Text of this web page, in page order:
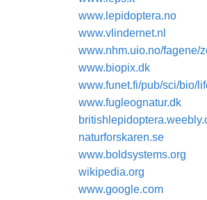
www.lepidoptera.no
www.vlindernet.nl
www.nhm.uio.no/fagene/
www.biopix.dk
www.funet.fi/pub/sci/bio/
www.fugleognatur.dk
naturforskaren.se
www.boldsystems.org
wikipedia.org
www.google.com